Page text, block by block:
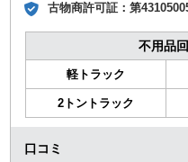
古物商許可証：第
不用品
軽トラック
2トントラック
口コミ